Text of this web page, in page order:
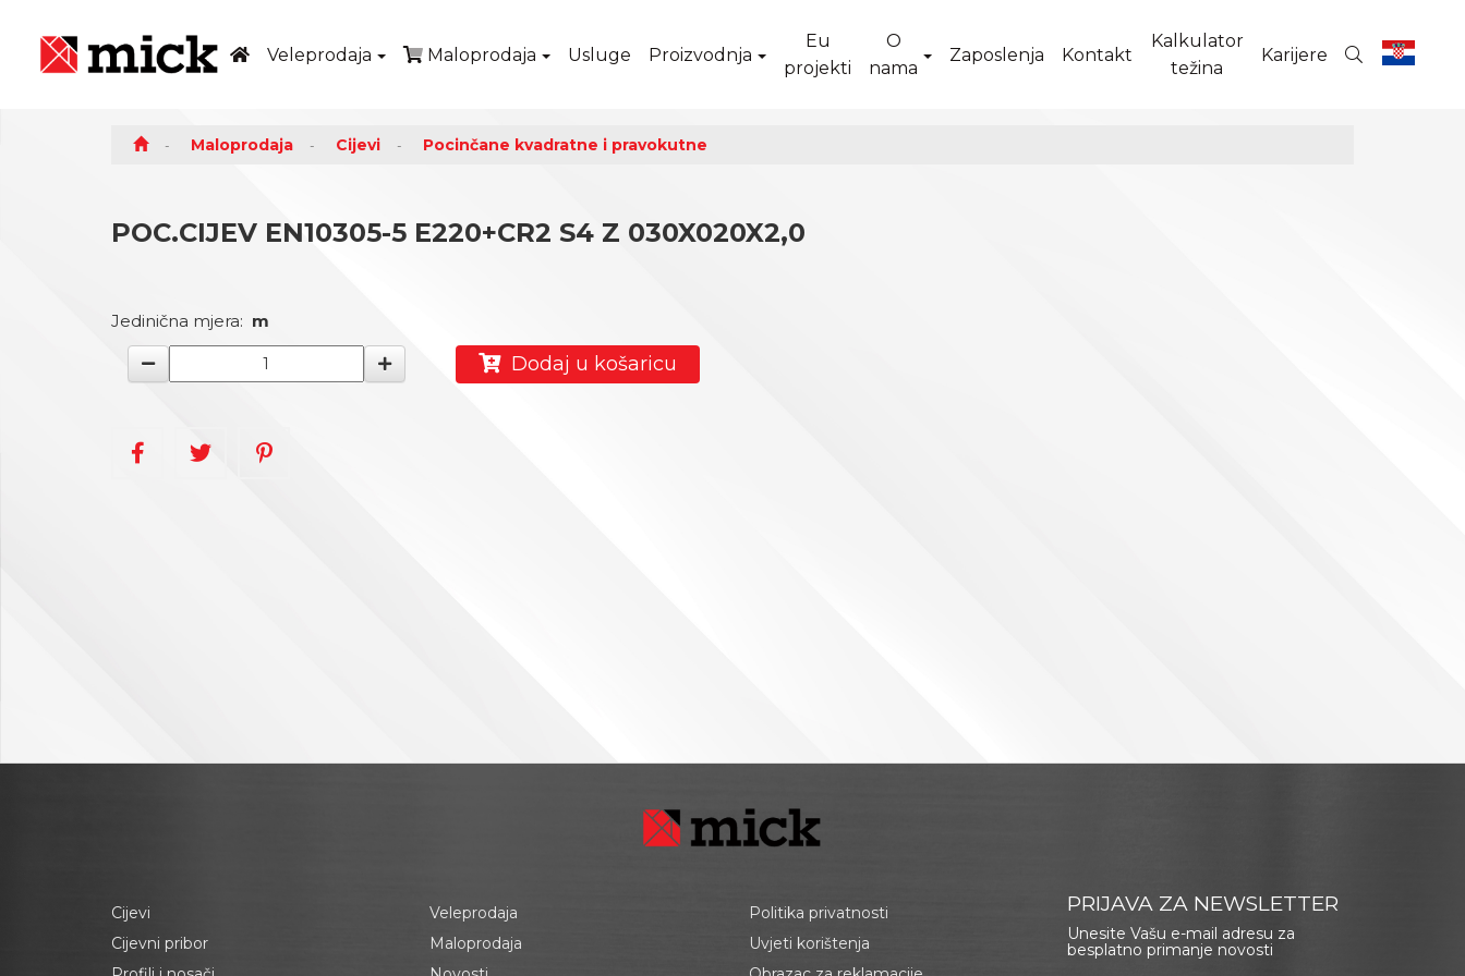
Veleprodaja Maloprodaja Usluge Proizvodnja
Eu
projekti
O
nama
Zaposlenja Kontakt
Kalkulator
težina
Karijere
Maloprodaja Cijevi Pocinčane kvadratne i pravokutne
POC.CIJEV EN10305-5 E220+CR2 S4 Z 030X020X2,0
Jedinična mjera: m
Dodaj u košaricu
Cijevi
Cijevni pribor
Veleprodaja
Maloprodaja
Politika privatnosti
Uvjeti korištenja
PRIJAVA ZA NEWSLETTER
Unesite Vašu e-mail adresu za
besplatno primanje novosti